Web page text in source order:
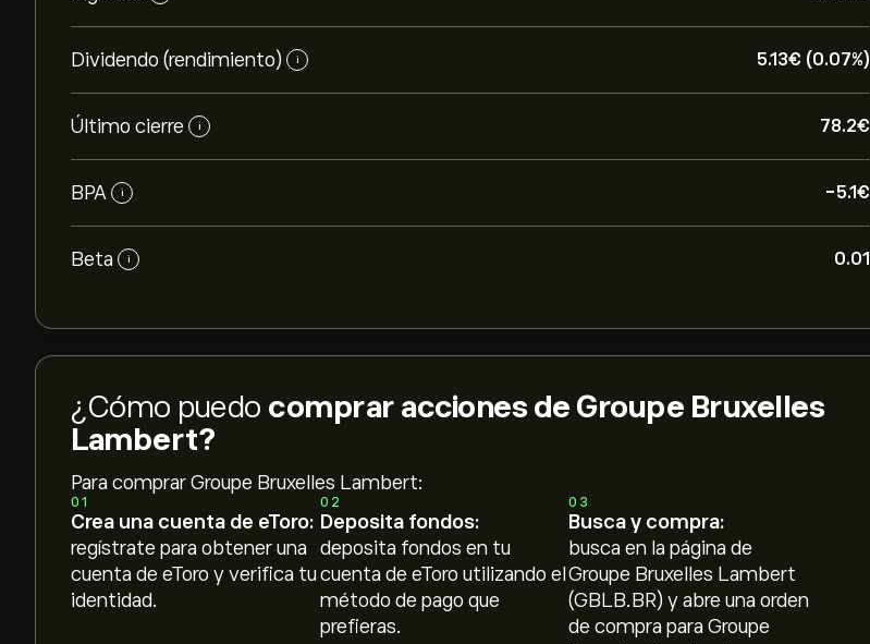
Dividendo (rendimiento) i 5.13‎€‎ (0.07%)
Último cierre i 78.2‎€‎
BPA i -5.1‎€‎
Beta i 0.01
¿Cómo puedo comprar acciones de Groupe Bruxelles
Lambert?
Para comprar Groupe Bruxelles Lambert:
01
Crea una cuenta de eToro:
regístrate para obtener una
cuenta de eToro y verifica tu
identidad.
02
Deposita fondos:
deposita fondos en tu
cuenta de eToro utilizando el
método de pago que
prefieras.
03
Busca y compra:
busca en la página de
Groupe Bruxelles Lambert
(GBLB.BR) y abre una orden
de compra para Groupe